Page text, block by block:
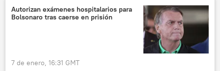
Autorizan exámenes hospitalarios para
Bolsonaro tras caerse en prisión
7 de enero, 16:31 GMT